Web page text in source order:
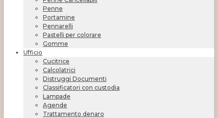
Penne
Portamine
Pennarelli
Pastelli per colorare
Gomme
Ufficio
Cucitrice
Calcolatrici
Distruggi Documenti
Classificatori con custodia
Lampade
Agende
Trattamento denaro